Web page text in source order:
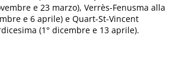
e 23 marzo), Verrès-Fenusma alla
e 6 aprile) e Quart-St-Vincent
(1° dicembre e 13 aprile).